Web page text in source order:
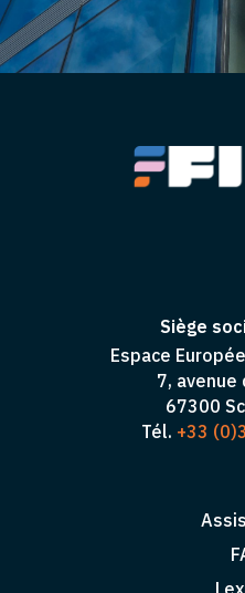
Siège
Espace
7, avenue
67300
Tél. +33